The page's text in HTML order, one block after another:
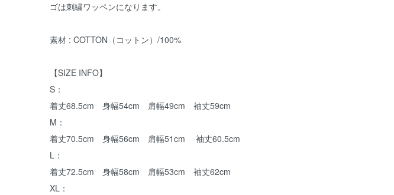
ゴは刺繍ワッペンになります。
素材 : COTTON（コットン）/100%
【SIZE INFO】
S：
着丈68.5cm 身幅54cm 肩幅49cm 袖丈59cm
M：
着丈70.5cm 身幅56cm 肩幅51cm 袖丈60.5cm
L：
着丈72.5cm 身幅58cm 肩幅53cm 袖丈62cm
XL：